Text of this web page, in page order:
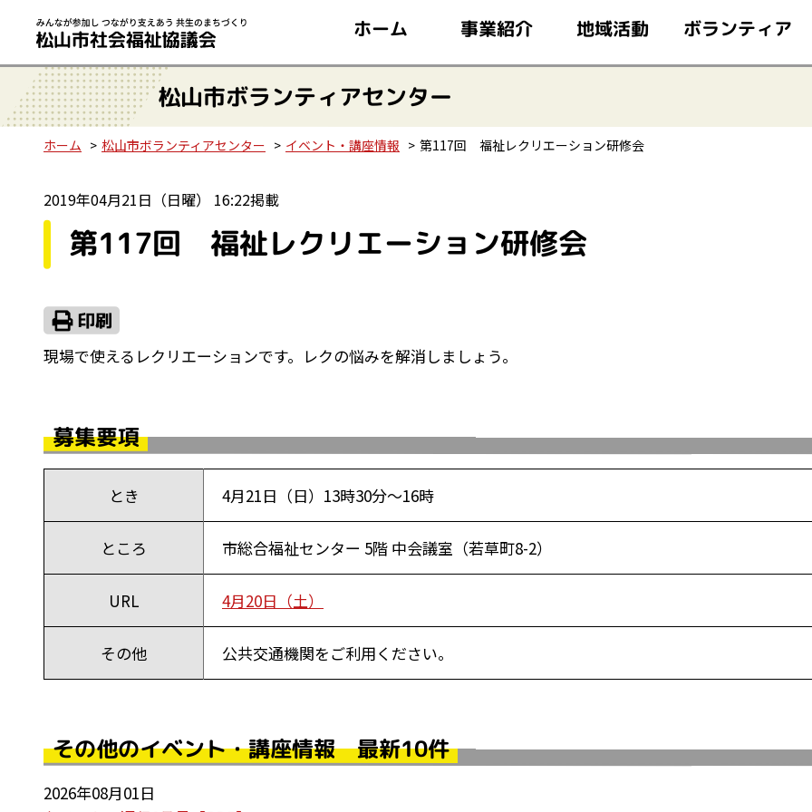
ホーム 事業紹介 地域活動 ボランティア
松山市ボランティアセンター
ホーム 松山市ボランティアセンター イベント・講座情報 第117回 福祉レクリエーション研修会
2019年04月21日（日曜） 16:22掲載
第117回 福祉レクリエーション研修会
現場で使えるレクリエーションです。レクの悩みを解消しましょう。
募集要項
とき 4月21日（日）13時30分～16時
ところ 市総合福祉センター 5階 中会議室（若草町8-2）
URL 4月20日（土）
その他 公共交通機関をご利用ください。
その他のイベント・講座情報 最新10件
2026年08月01日